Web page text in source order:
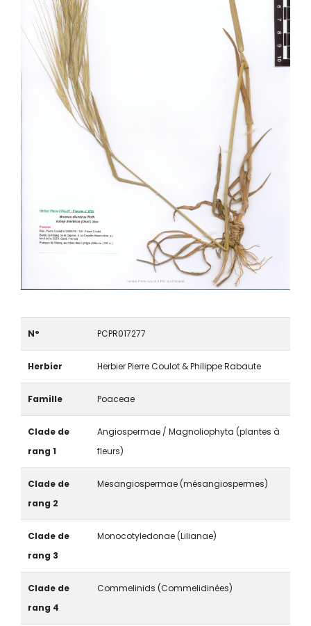
N° PCPR017277
Herbier Herbier Pierre Coulot & Philippe Rabaute
Famille Poaceae
Clade de
rang 1
Angiospermae / Magnoliophyta (plantes à
fleurs)
Clade de
rang 2
Mesangiospermae (mésangiospermes)
Clade de
rang 3
Monocotyledonae (Lilianae)
Clade de
rang 4
Commelinids (Commelidinées)